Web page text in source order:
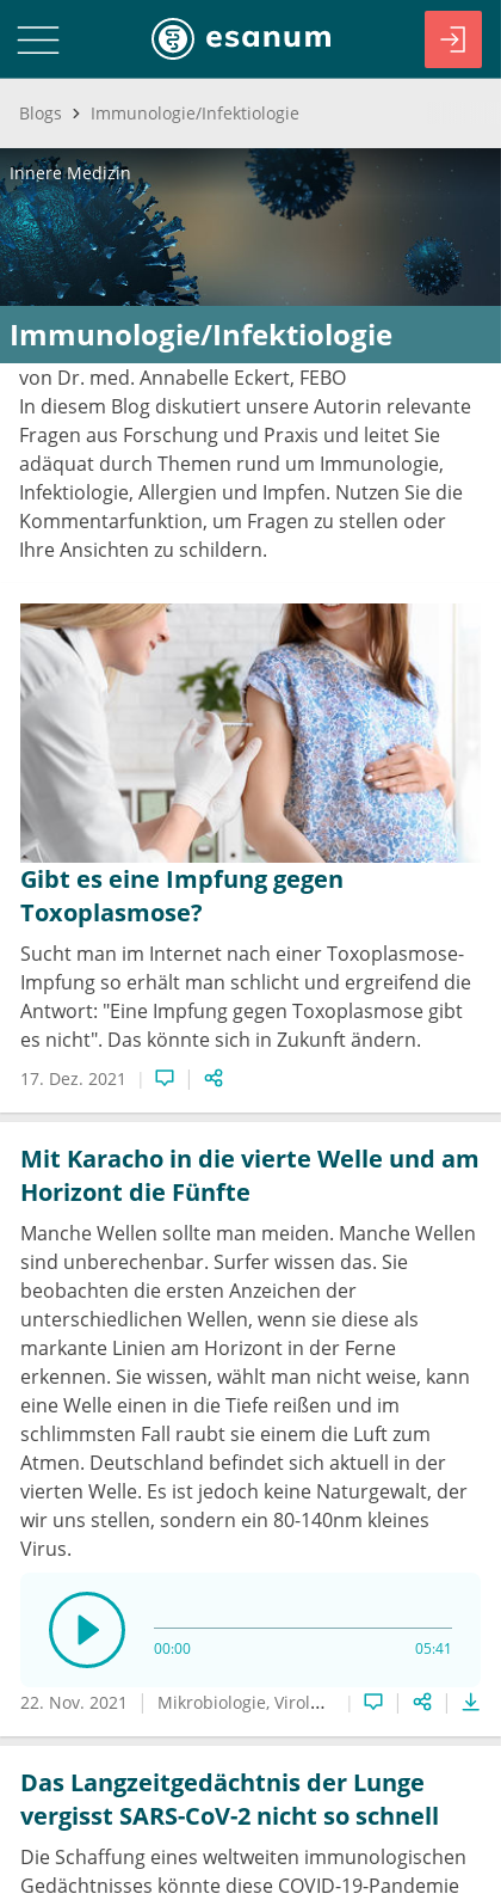
Blogs Immunologie/Infektiologie
Innere Medizin
Immunologie/Infektiologie
von Dr. med. Annabelle Eckert, FEBO
In diesem Blog diskutiert unsere Autorin relevante
Fragen aus Forschung und Praxis und leitet Sie
adäquat durch Themen rund um Immunologie,
Infektiologie, Allergien und Impfen. Nutzen Sie die
Kommentarfunktion, um Fragen zu stellen oder
Ihre Ansichten zu schildern.
Gibt es eine Impfung gegen
Toxoplasmose?
Sucht man im Internet nach einer Toxoplasmose-
Impfung so erhält man schlicht und ergreifend die
Antwort: "Eine Impfung gegen Toxoplasmose gibt
es nicht". Das könnte sich in Zukunft ändern.
17. Dez. 2021
Mit Karacho in die vierte Welle und am
Horizont die Fünfte
Manche Wellen sollte man meiden. Manche Wellen
sind unberechenbar. Surfer wissen das. Sie
beobachten die ersten Anzeichen der
unterschiedlichen Wellen, wenn sie diese als
markante Linien am Horizont in der Ferne
erkennen. Sie wissen, wählt man nicht weise, kann
eine Welle einen in die Tiefe reißen und im
schlimmsten Fall raubt sie einem die Luft zum
Atmen. Deutschland befindet sich aktuell in der
vierten Welle. Es ist jedoch keine Naturgewalt, der
wir uns stellen, sondern ein 80-140nm kleines
Virus.
00:00 05:41
22. Nov. 2021 Mikrobiologie, Virologie und Infektionsepidemiologie
Das Langzeitgedächtnis der Lunge
vergisst SARS-CoV-2 nicht so schnell
Die Schaffung eines weltweiten immunologischen
Gedächtnisses könnte diese COVID-19-Pandemie